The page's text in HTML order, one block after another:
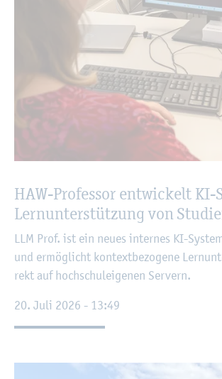
HAW-Pro­fes­sor ent­wi­ckelt KI-
Lern­un­ter­stüt­zung von
LLM Prof. ist ein neues in­ter­nes KI-
und er­mög­licht kon­text­be­zo­ge­ne
rekt auf hoch­schul­ei­ge­nen Ser­vern.
20. Juli 2026 - 13:49